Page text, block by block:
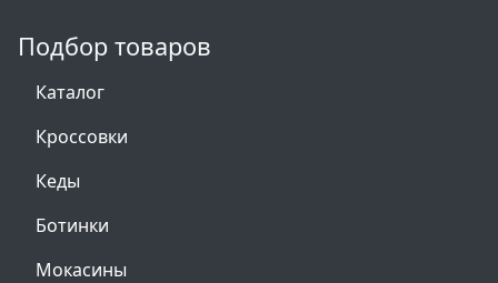
Подбор товаров
Каталог
Кроссовки
Кеды
Ботинки
Мокасины